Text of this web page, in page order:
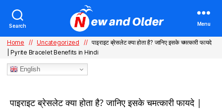
Search Menu
Home // Uncategorized // पाइराइट ब्रेसलेट क्या होता है? जानिए इसके चमत्कारी फायदे
| Pyrite Bracelet Benefits in Hindi
English
Categories
पाइराइट ब्रेसलेट क्या होता है? जानिए इसके चमत्कारी फायदे |